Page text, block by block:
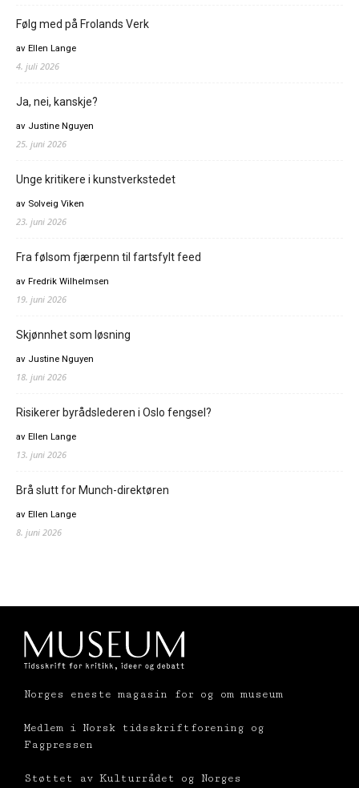
Følg med på Frolands Verk
av Ellen Lange
4. juli 2026
Ja, nei, kanskje?
av Justine Nguyen
25. juni 2026
Unge kritikere i kunstverkstedet
av Solveig Viken
23. juni 2026
Fra følsom fjærpenn til fartsfylt feed
av Fredrik Wilhelmsen
19. juni 2026
Skjønnhet som løsning
av Justine Nguyen
18. juni 2026
Risikerer byrådslederen i Oslo fengsel?
av Ellen Lange
13. juni 2026
Brå slutt for Munch-direktøren
av Ellen Lange
8. juni 2026
Norges eneste magasin for og om museum
Medlem i Norsk tidsskriftforening og
Fagpressen
Støttet av Kulturrådet og Norges